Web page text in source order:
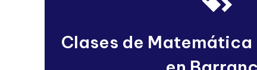
Clases de Matemática